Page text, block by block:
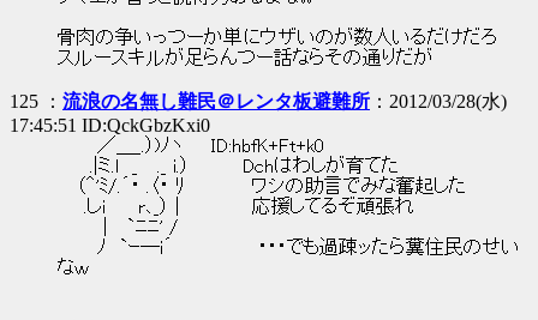
骨肉の争いっつーか単にウザいのが数人いるだけだろ
スルースキルが足らんつー話ならその通りだが
125 ： 流浪の名無し難民＠レンタ板避難所 ：2012/03/28(水)
17:45:51 ID:QckGbzKxi0
／＿_.）)ﾉヽ ID:hbfK+Ft+k0
.|ミ.l _ ._ i.） Dchはわしが育てた
（＾'ﾐ/.´・ .〈・ ﾘ ワシの助言でみな奮起した
.しi r､_） | 応援してるぞ頑張れ
| `ﾆﾆ' /
ﾉ `ｰ―i´ ・・・でも過疎ッたら糞住民のせい
なｗ